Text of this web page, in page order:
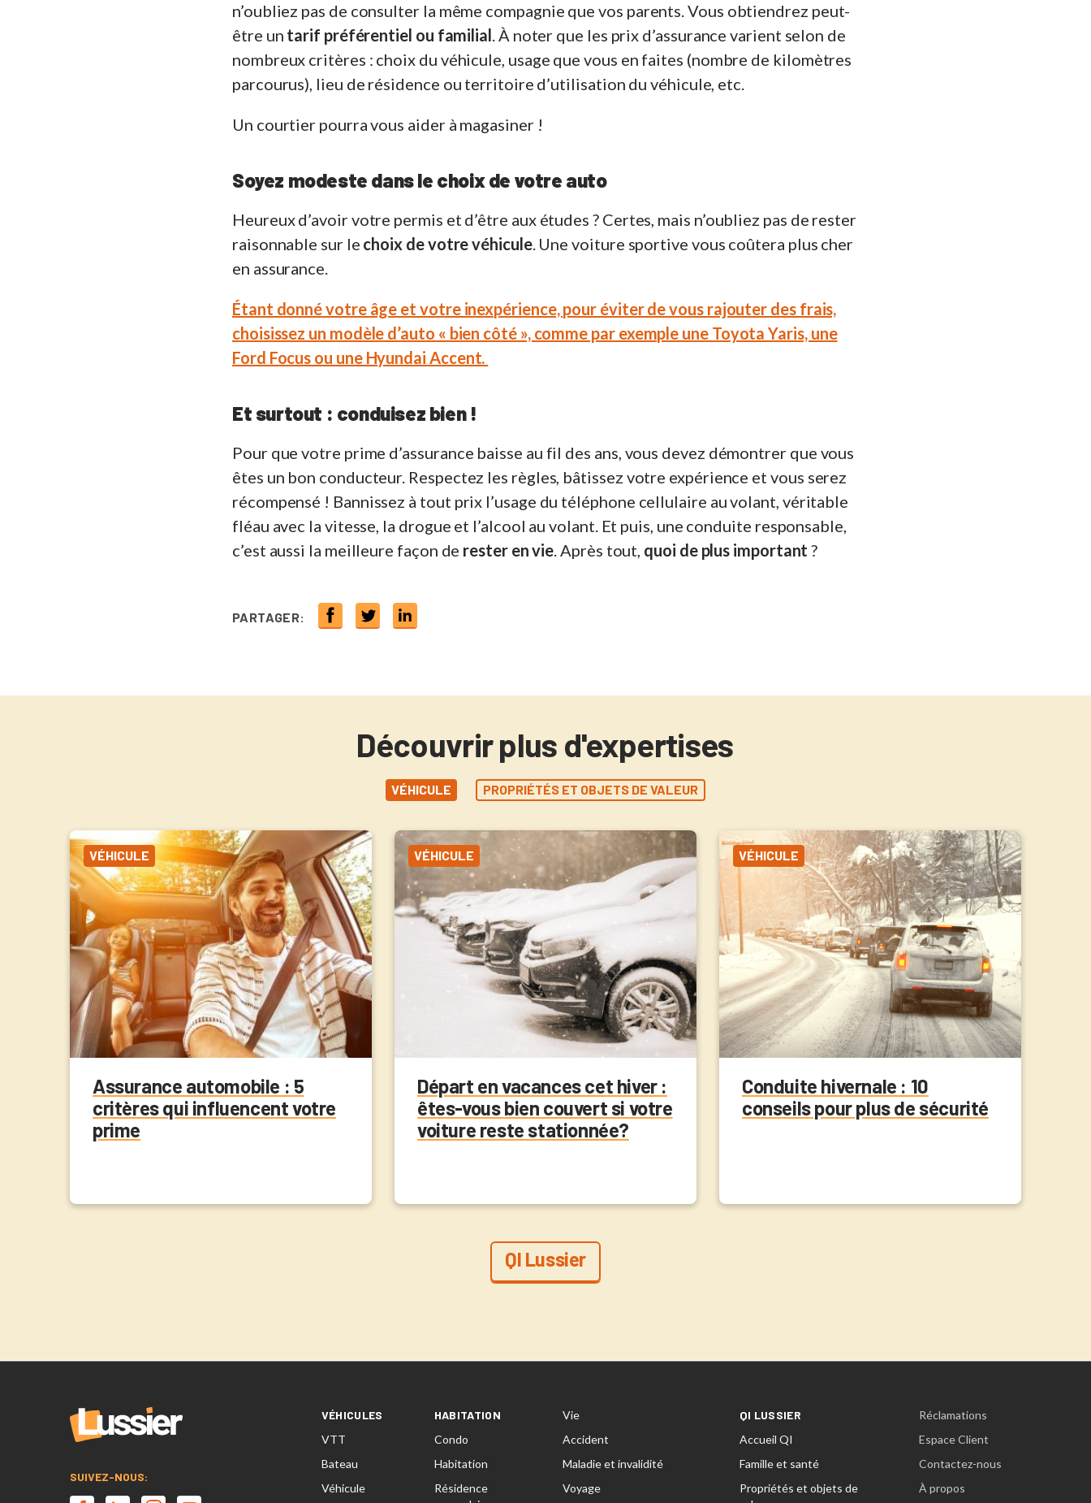
n’oubliez pas de consulter la même compagnie que vos parents. Vous obtiendrez peut-
être un tarif préférentiel ou familial . À noter que les prix d’assurance varient selon de
nombreux critères : choix du véhicule, usage que vous en faites (nombre de kilomètres
parcourus), lieu de résidence ou territoire d’utilisation du véhicule, etc.
Un courtier pourra vous aider à magasiner !
Soyez modeste dans le choix de votre auto
Heureux d’avoir votre permis et d’être aux études ? Certes, mais n’oubliez pas de rester
raisonnable sur le choix de votre véhicule. Une voiture sportive vous coûtera plus cher
en assurance.
Étant donné votre âge et votre inexpérience, pour éviter de vous rajouter des frais,
choisissez un modèle d’auto « bien côté », comme par exemple une Toyota Yaris, une
Ford Focus ou une Hyundai Accent.
Et surtout : conduisez bien !
Pour que votre prime d’assurance baisse au fil des ans, vous devez démontrer que vous
êtes un bon conducteur. Respectez les règles, bâtissez votre expérience et vous serez
récompensé ! Bannissez à tout prix l’usage du téléphone cellulaire au volant, véritable
fléau avec la vitesse, la drogue et l’alcool au volant. Et puis, une conduite responsable,
c’est aussi la meilleure façon de rester en vie. Après tout, quoi de plus important ?
PARTAGER:
Découvrir plus d'expertises
VÉHICULE PROPRIÉTÉS ET OBJETS DE VALEUR
VÉHICULE
Assurance automobile : 5
critères qui influencent votre
prime
VÉHICULE
Départ en vacances cet hiver :
êtes-vous bien couvert si votre
voiture reste stationnée?
VÉHICULE
Conduite hivernale : 10
conseils pour plus de sécurité
QI Lussier
SUIVEZ-NOUS:
VÉHICULES
VTT
Bateau
Véhicule
HABITATION
Condo
Habitation
Résidence
Vie
Accident
Maladie et invalidité
Voyage
QI LUSSIER
Accueil QI
Famille et santé
Propriétés et objets de
Réclamations
Espace Client
Contactez-nous
À propos